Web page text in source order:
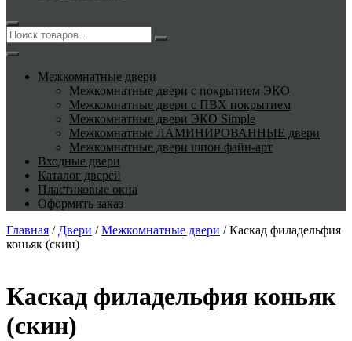
Межкомнатные двери
Межкомнатные двери с покрытием ЭКО
Межкомнатные двери с ПВХ покрытием
Межкомнатные двери ЭКО Simple
Межкомнатные ЛАМИНИРОВАННЫЕ двери
Межкомнатные двери шпон файн-арт
Входные двери
Каталог дверей
Пластиковые окна
Оформить заказ
Главная / Двери /Межкомнатные двери / Каскад филадельфия
коньяк (скин)
Каскад филадельфия коньяк
(скин)